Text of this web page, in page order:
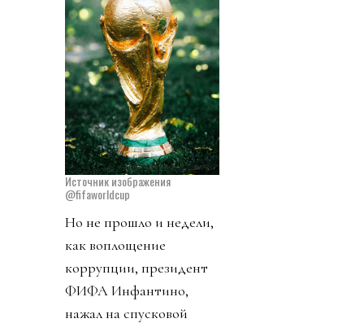
Источник изображения
@fifaworldcup
Но не прошло и недели,
как воплощение
коррупции, президент
ФИФА Инфантино,
нажал на спусковой